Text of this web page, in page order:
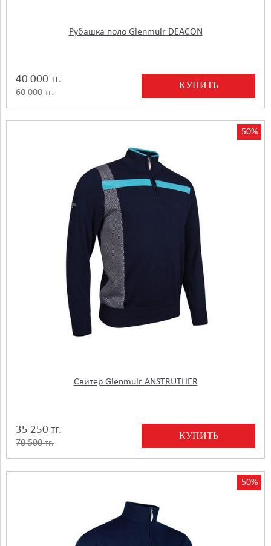
Рубашка поло Glenmuir DEACON
40 000 тг.
60 000 тг.
КУПИТЬ
50%
Свитер Glenmuir ANSTRUTHER
35 250 тг.
70 500 тг.
КУПИТЬ
50%